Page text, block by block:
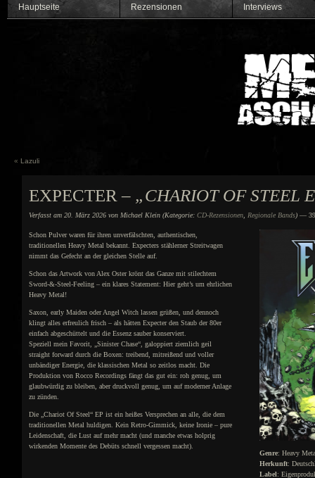
Hauptseite Rezensionen Interviews
« Lazuli
EXPECTER – „CHARIOT OF STEEL
Verfasst am 20. März 2026 von Michael Klein (Kategorie: CD-Rezensionen Regionale Bands) —
Schon Pulver waren für ihren unverfälschten, authentischen,
traditionellen Heavy Metal bekannt. Expecters stählerner Streitwagen
nimmt das Gefecht an der gleichen Stelle auf.
Schon das Artwork von Alex Oster krönt das Ganze mit stilechtem
Sword-&-Steel-Feeling – ein klares Statement: Hier geht’s um ehrlichen
Heavy Metal!
Saxon, early Maiden oder Angel Witch lassen grüßen, und dennoch
klingt alles erfreulich frisch – als hätten Expecter den Staub der 80er
einfach abgeschüttelt und die Essenz sauber konserviert.
Speziell mein Favorit, „Sinister Chase“, galoppiert ziemlich geil
straight forward durch die Boxen: treibend, mitreißend und voller
unbändiger Energie, die klassischen Metal so zeitlos macht. Die
Produktion von Rocco Recordings fängt das gut ein: roh genug, um
glaubwürdig zu bleiben, aber druckvoll genug, um auf moderner Anlage
zu zünden.
Die „Chariot Of Steel“ EP ist ein heißes Versprechen an alle, die dem
traditionellen Metal huldigen. Kein Retro-Gimmick, keine Ironie – pure
Leidenschaft, die Lust auf mehr macht (und manche etwas holprig
wirkenden Momente des Debüts schnell vergessen macht).
Genre: Heavy
Herkunft:
Label: